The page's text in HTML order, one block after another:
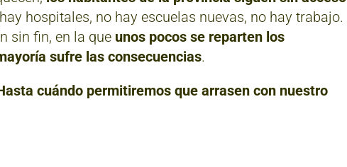
hospitales, no hay escuelas nuevas, no hay trabajo.
sin fin, en la que unos pocos se reparten los
sufre las consecuencias.
cuándo permitiremos que arrasen con nuestro